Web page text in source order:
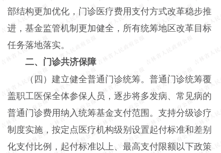
部结构更加优化，门诊医疗费用支付方式改革稳步推
进，基金监管机制更加健全，所有统筹地区改革目标
任务落地落实。
二、门诊共济保障
（四）建立健全普通门诊统筹。普通门诊统筹覆
盖职工医保全体参保人员，逐步将多发病、常见病的
普通门诊费用纳入统筹基金支付范围。支持分级诊疗
制度实施，按定点医疗机构级别设置起付标准和差别
化支付比例，起付标准以上、最高支付限额以下政策